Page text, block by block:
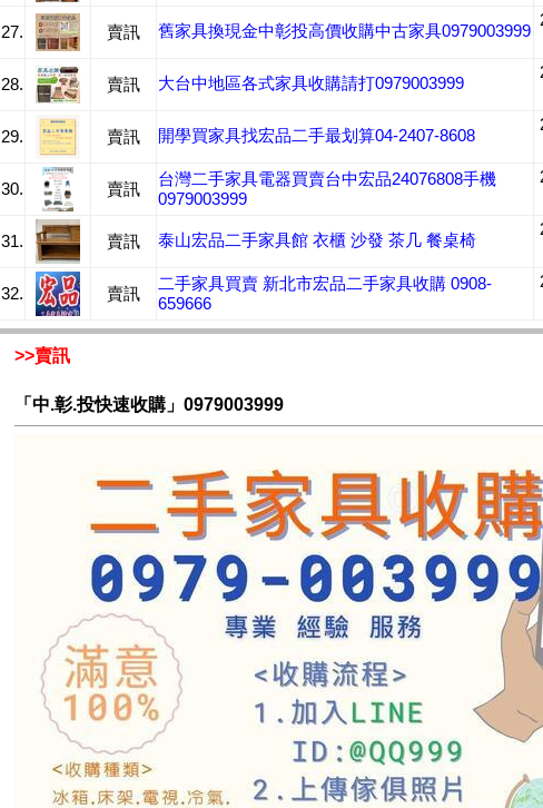
27. 賣訊 舊家具換現金中彰投高價收購中古家具0979003999
28. 賣訊 大台中地區各式家具收購請打0979003999
29. 賣訊 開學買家具找宏品二手最划算04-2407-8608
30. 賣訊
台灣二手家具電器買賣台中宏品24076808手機
0979003999
31. 賣訊 泰山宏品二手家具館 衣櫃 沙發 茶几 餐桌椅
32. 賣訊
二手家具買賣 新北市宏品二手家具收購 0908-
659666
>>賣訊
「中.彰.投快速收購」0979003999